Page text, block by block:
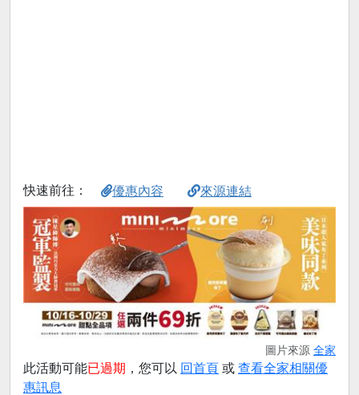
快速前往： 優惠內容 來源連結
圖片來源 全家
此活動可能已過期 ，您可以 回首頁 或 查看全家相關優
惠訊息